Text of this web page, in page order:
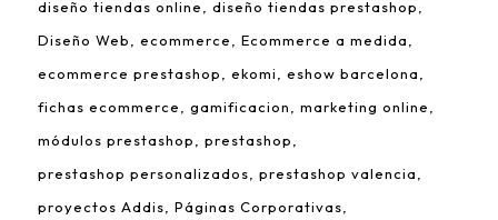
diseño tiendas online
diseño tiendas prestashop
Diseño Web
ecommerce
Ecommerce a medida
ecommerce prestashop
ekomi
eshow barcelona
fichas ecommerce
gamificacion
marketing online
módulos prestashop
prestashop
prestashop personalizados
prestashop valencia
proyectos Addis
Páginas Corporativas